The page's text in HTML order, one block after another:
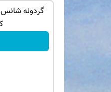
گردونه